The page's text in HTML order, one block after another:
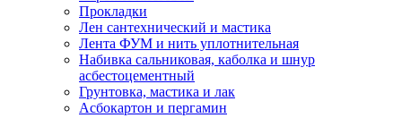
Прокладки
Лен сантехнический и мастика
Лента ФУМ и нить уплотнительная
Набивка сальниковая, каболка и шнур
асбестоцементный
Грунтовка, мастика и лак
Асбокартон и пергамин